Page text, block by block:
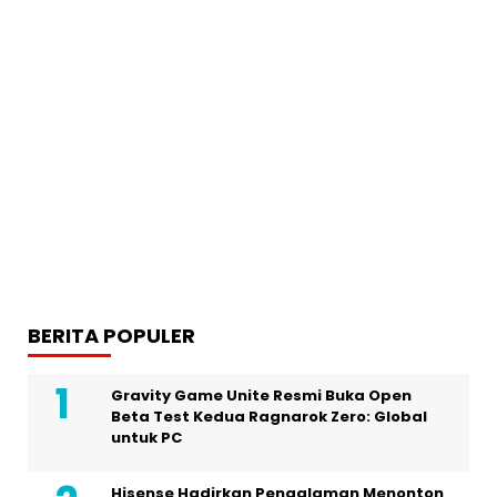
BERITA POPULER
Gravity Game Unite Resmi Buka Open
Beta Test Kedua Ragnarok Zero: Global
untuk PC